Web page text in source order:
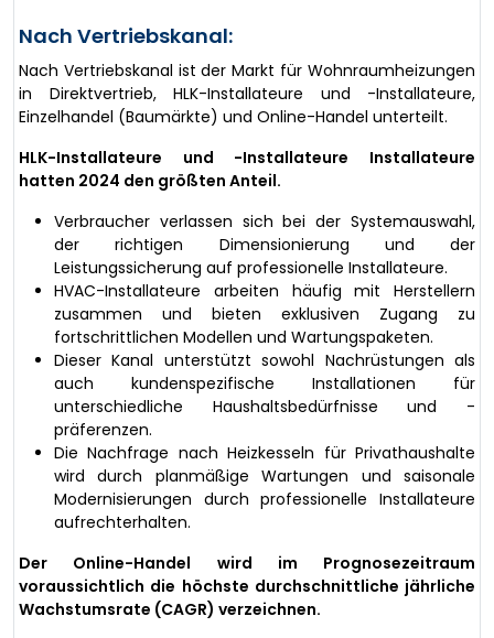
Nach Vertriebskanal:
Nach Vertriebskanal ist der Markt für Wohnraumheizungen
in Direktvertrieb, HLK-Installateure und -Installateure,
Einzelhandel (Baumärkte) und Online-Handel unterteilt.
HLK-Installateure und -Installateure Installateure
hatten 2024 den größten Anteil.
Verbraucher verlassen sich bei der Systemauswahl,
der richtigen Dimensionierung und der
Leistungssicherung auf professionelle Installateure.
HVAC-Installateure arbeiten häufig mit Herstellern
zusammen und bieten exklusiven Zugang zu
fortschrittlichen Modellen und Wartungspaketen.
Dieser Kanal unterstützt sowohl Nachrüstungen als
auch kundenspezifische Installationen für
unterschiedliche Haushaltsbedürfnisse und -
präferenzen.
Die Nachfrage nach Heizkesseln für Privathaushalte
wird durch planmäßige Wartungen und saisonale
Modernisierungen durch professionelle Installateure
aufrechterhalten.
Der Online-Handel wird im Prognosezeitraum
voraussichtlich die höchste durchschnittliche jährliche
Wachstumsrate (CAGR) verzeichnen.